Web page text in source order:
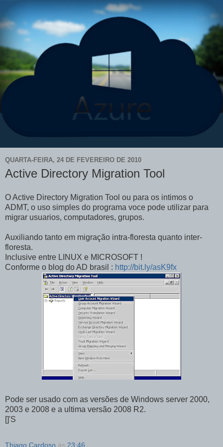
QUARTA-FEIRA, 24 DE FEVEREIRO DE 2010
Active Directory Migration Tool
O Active Directory Migration Tool ou para os intimos o
ADMT, o uso simples do programa voce pode utilizar para
migrar usuarios, computadores, grupos.
Auxiliando tanto em migração intra-floresta quanto inter-
floresta.
Inclusive entre LINUX e MICROSOFT !
Conforme o blog do AD brasil : http://bit.ly/asK9fx
Pode ser usado com as versões de Windows server 2000,
2003 e 2008 e a ultima versão 2008 R2.
[]'S
Thiago Cardoso às 23:46